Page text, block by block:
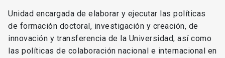
Unidad encargada de elaborar y ejecutar las políticas
de formación doctoral, investigación y creación, de
innovación y transferencia de la Universidad; así como
las políticas de colaboración nacional e internacional en